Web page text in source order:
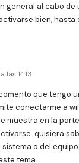
general al cabo de
bien, hasta
las 14:13
que tengo
conectarme a
muestra en la
quisiera
o del
tema.